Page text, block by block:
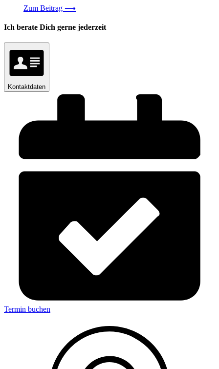
Zum Beitrag ⟶
Ich berate Dich gerne jederzeit
Kontaktdaten
Termin buchen